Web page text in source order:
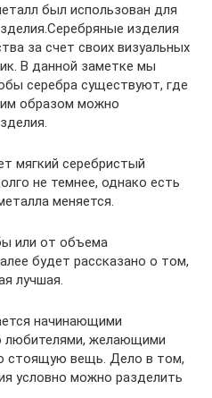
был использован для
изделия
за счет своих визуальных
В данной заметке мы
серебра существуют, где
образом можно
мягкий серебристый
не темнее, однако есть
меняется.
или от объема
будет рассказано о том,
лучшая.
начинающими
любителями, желающими
стоящую вещь. Дело в том,
условно можно разделить